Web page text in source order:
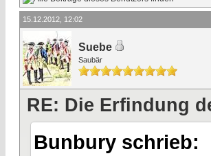
15.12.2012, 12:02
Suebe
Saubär
RE: Die Erfindung
Bunbury schrieb: